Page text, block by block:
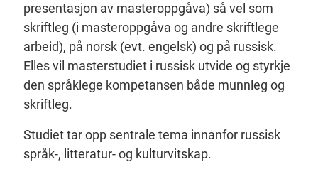
presentasjon av masteroppgåva) så vel som
skriftleg (i masteroppgåva og andre skriftlege
arbeid), på norsk (evt. engelsk) og på russisk.
Elles vil masterstudiet i russisk utvide og styrkje
den språklege kompetansen både munnleg og
skriftleg.
Studiet tar opp sentrale tema innanfor russisk
språk-, litteratur- og kulturvitskap.